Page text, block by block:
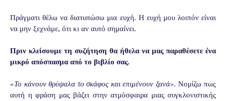
Πράγματι θέλω να διατυπώσω μια ευχή. Η ευχή μου λοιπόν είναι
να μην ξεχνάμε, ότι κι αν αυτό σημαίνει.
Πριν κλείσουμε τη συζήτηση θα ήθελα να μας παραθέσετε ένα
μικρό απόσπασμα από το βιβλίο σας.
«Το κάνουν θρύψαλα το σκάφος και επιμένουν ξανά». Νομίζω πως
αυτή η φράση μας βάζει στην ατμόσφαιρα μιας συγκλονιστικής